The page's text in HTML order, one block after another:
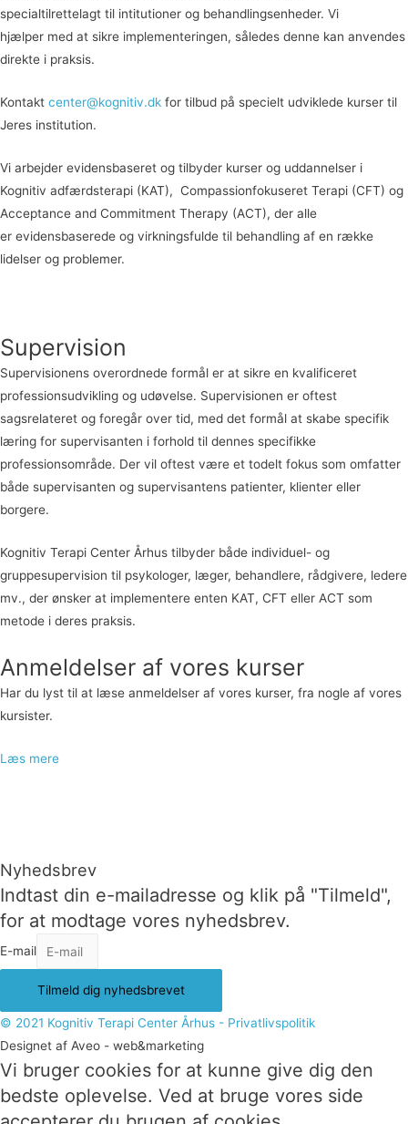
specialtilrettelagt til intitutioner og behandlingsenheder. Vi
hjælper med at sikre implementeringen, således denne kan anvendes
direkte i praksis.
Kontakt center@kognitiv.dk for tilbud på specielt udviklede kurser til
Jeres institution.
Vi arbejder evidensbaseret og tilbyder kurser og uddannelser i
Kognitiv adfærdsterapi (KAT), Compassionfokuseret Terapi (CFT) og
Acceptance and Commitment Therapy (ACT), der alle
er evidensbaserede og virkningsfulde til behandling af en række
lidelser og problemer.
Supervision
Supervisionens overordnede formål er at sikre en kvalificeret
professionsudvikling og udøvelse. Supervisionen er oftest
sagsrelateret og foregår over tid, med det formål at skabe specifik
læring for supervisanten i forhold til dennes specifikke
professionsområde. Der vil oftest være et todelt fokus som omfatter
både supervisanten og supervisantens patienter, klienter eller
borgere.
Kognitiv Terapi Center Århus tilbyder både individuel- og
gruppesupervision til psykologer, læger, behandlere, rådgivere, ledere
mv., der ønsker at implementere enten KAT, CFT eller ACT som
metode i deres praksis.
Anmeldelser af vores kurser
Har du lyst til at læse anmeldelser af vores kurser, fra nogle af vores
kursister.
Læs mere
Nyhedsbrev
Indtast din e-mailadresse og klik på "Tilmeld",
for at modtage vores nyhedsbrev.
E-mail
Tilmeld dig nyhedsbrevet
© 2021 Kognitiv Terapi Center Århus - Privatlivspolitik
Designet af Aveo - web&marketing
Vi bruger cookies for at kunne give dig den
bedste oplevelse. Ved at bruge vores side